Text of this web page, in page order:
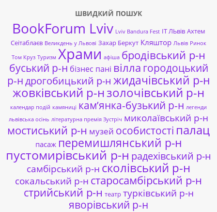
ШВИДКИЙ ПОШУК
BookForum Lviv Lviv Bandura Fest ІТ ЛЬвів Ахтем
Сеітаблаєв Великдень у Львові Захар Беркут Кляштор Львів Ринок
Том Круз Туризм Храми афіша бродівський р-н
буський р-н бізнес пані вілла городоцький
р-ндрогобицький р-н жидачівський р-н
жовківський р-нзолочівський р-н
календар подій камяниці кам’янка-бузький р-н легенди
львівська осінь літературна премія Зустріч миколаївський р-н
мостиський р-н музей особистості палац
пасаж перемишлянський р-н
пустомирівський р-н радехівський р-н
самбірський р-н сколівський р-н
сокальський р-н старосамбірський р-н
стрийський р-н театр турківський р-н
яворівський р-н